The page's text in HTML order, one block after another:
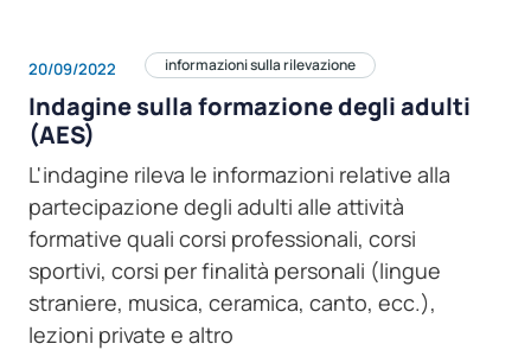
20/09/2022 informazioni sulla rilevazione
Indagine sulla formazione degli adulti
(AES)
L'indagine rileva le informazioni relative alla
partecipazione degli adulti alle attività
formative quali corsi professionali, corsi
sportivi, corsi per finalità personali (lingue
straniere, musica, ceramica, canto, ecc.),
lezioni private e altro